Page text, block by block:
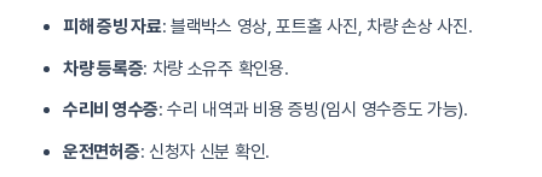
피해 증빙 자료: 블랙박스 영상, 포트홀 사진, 차량 손상 사진.
차량 등록증: 차량 소유주 확인용.
수리비 영수증: 수리 내역과 비용 증빙(임시 영수증도 가능).
운전면허증: 신청자 신분 확인.